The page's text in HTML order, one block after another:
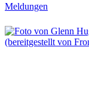
Meldungen